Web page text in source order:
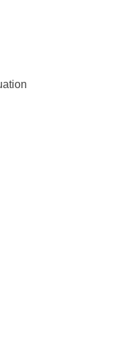
erleben